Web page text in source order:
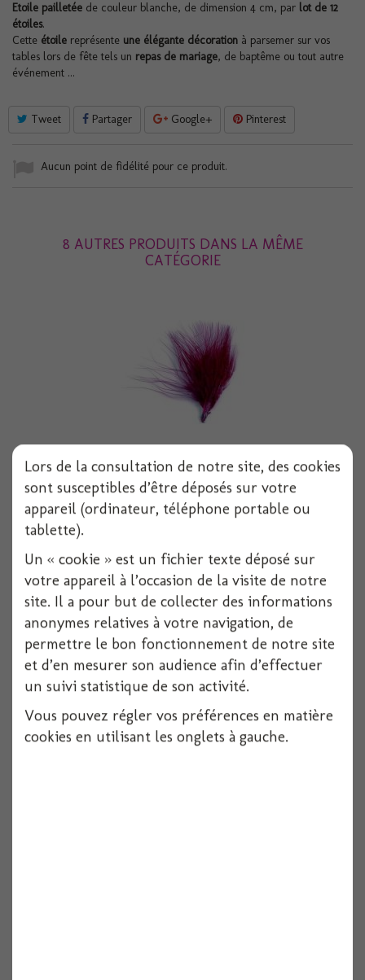
Etoile pailletée de couleur blanche, de dimension 4 cm, par lot de 12
étoiles.
Cette étoile représente une élégante décoration à parsemer sur vos
tables lors de fête tels un repas de mariage, de baptême ou tout autre
événement ...
Tweet Partager Google+ Pinterest
Aucun point de fidélité pour ce produit.
8 AUTRES PRODUITS DANS LA MÊME
CATÉGORIE
Plumes 5/10 cm bordeaux 10 g
Voir
Lors de la consultation de notre site, des cookies
sont susceptibles d’être déposés sur votre
appareil (ordinateur, téléphone portable ou
tablette).
Un « cookie » est un fichier texte déposé sur
votre appareil à l’occasion de la visite de notre
site. Il a pour but de collecter des informations
anonymes relatives à votre navigation, de
permettre le bon fonctionnement de notre site
et d’en mesurer son audience afin d’effectuer
un suivi statistique de son activité.
Vous pouvez régler vos préférences en matière
cookies en utilisant les onglets à gauche.